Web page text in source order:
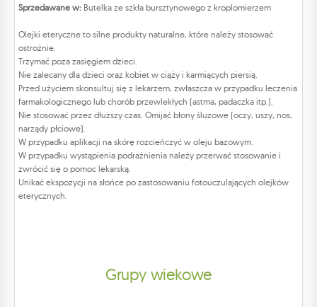
Sprzedawane w: Butelka ze szkła bursztynowego z kroplomierzem
Olejki eteryczne to silne produkty naturalne, które należy stosować
ostrożnie.
Trzymać poza zasięgiem dzieci.
Nie zalecany dla dzieci oraz kobiet w ciąży i karmiących piersią.
Przed użyciem skonsultuj się z lekarzem, zwłaszcza w przypadku leczenia
farmakologicznego lub chorób przewlekłych (astma, padaczka itp.).
Nie stosować przez dłuższy czas. Omijać błony śluzowe (oczy, uszy, nos,
narządy płciowe).
W przypadku aplikacji na skórę rozcieńczyć w oleju bazowym.
W przypadku wystąpienia podrażnienia należy przerwać stosowanie i
zwrócić się o pomoc lekarską.
Unikać ekspozycji na słońce po zastosowaniu fotouczulających olejków
eterycznych.
Grupy wiekowe